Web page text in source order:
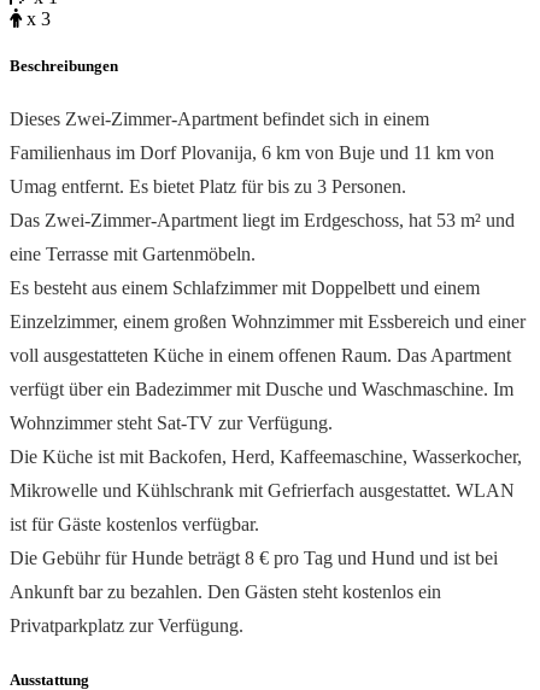
x 3
Beschreibungen
Dieses Zwei-Zimmer-Apartment befindet sich in einem
Familienhaus im Dorf Plovanija, 6 km von Buje und 11 km von
Umag entfernt. Es bietet Platz für bis zu 3 Personen.
Das Zwei-Zimmer-Apartment liegt im Erdgeschoss, hat 53 m² und
eine Terrasse mit Gartenmöbeln.
Es besteht aus einem Schlafzimmer mit Doppelbett und einem
Einzelzimmer, einem großen Wohnzimmer mit Essbereich und einer
voll ausgestatteten Küche in einem offenen Raum. Das Apartment
verfügt über ein Badezimmer mit Dusche und Waschmaschine. Im
Wohnzimmer steht Sat-TV zur Verfügung.
Die Küche ist mit Backofen, Herd, Kaffeemaschine, Wasserkocher,
Mikrowelle und Kühlschrank mit Gefrierfach ausgestattet. WLAN
ist für Gäste kostenlos verfügbar.
Die Gebühr für Hunde beträgt 8 € pro Tag und Hund und ist bei
Ankunft bar zu bezahlen. Den Gästen steht kostenlos ein
Privatparkplatz zur Verfügung.
Ausstattung